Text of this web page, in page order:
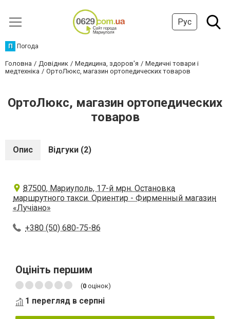
Рус
П Погода
Головна Довідник Медицина, здоров'я
Медичні товари і
медтехніка
OpтоЛюкс, магазин ортопедических товаров
OpтоЛюкс, магазин ортопедических
товаров
Опис Відгуки (2)
87500, Мариуполь, 17-й мрн. Остановка
маршрутного такси. Ориентир - Фирменный магазин
«Лучiано»
+380 (50) 680-75-86
Оцініть першим
(0 оцінок)
1 перегляд в серпні